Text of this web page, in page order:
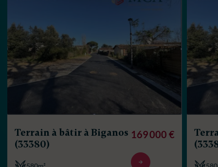
Terrain à bâtir à Biganos
(33380)
169 000 €